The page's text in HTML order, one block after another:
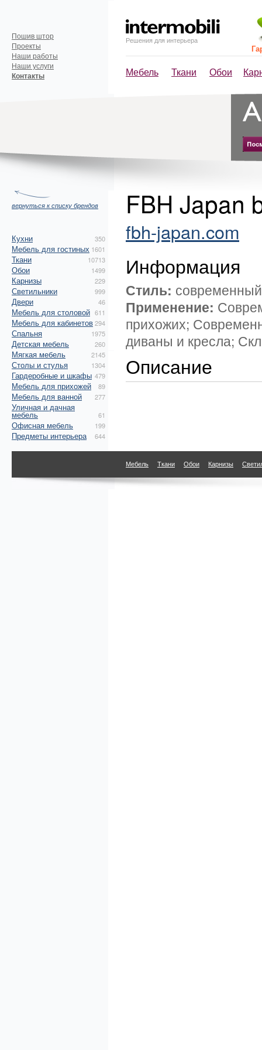
Решения для интерьера
Мебель Ткани Обои
Пошив штор
Проекты
Наши работы
Наши услуги
Контакты
вернуться к списку брендов
Кухни 350
Мебель для гостиных 1601
Ткани 10713
Обои 1499
Карнизы 229
Светильники 999
Двери 46
Мебель для столовой 611
Мебель для кабинетов294
Спальня 1975
Детская мебель 260
Мягкая мебель 2145
Столы и стулья 1304
Гардеробные и шкафы 479
Мебель для прихожей 89
Мебель для ванной 277
Уличная и дачная
мебель 61
Офисная мебель 199
Предметы интерьера 644
FBH Japan
fbh-japan.com
Информация
Стиль:
Применение:
прихожих;
диваны и кресла;
Описание
Мебель Ткани Обои Карнизы